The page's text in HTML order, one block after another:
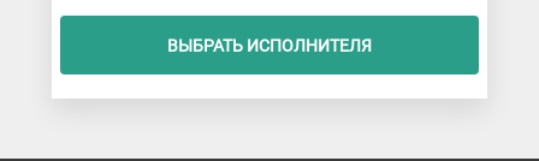
ВЫБРАТЬ ИСПОЛНИТЕЛЯ